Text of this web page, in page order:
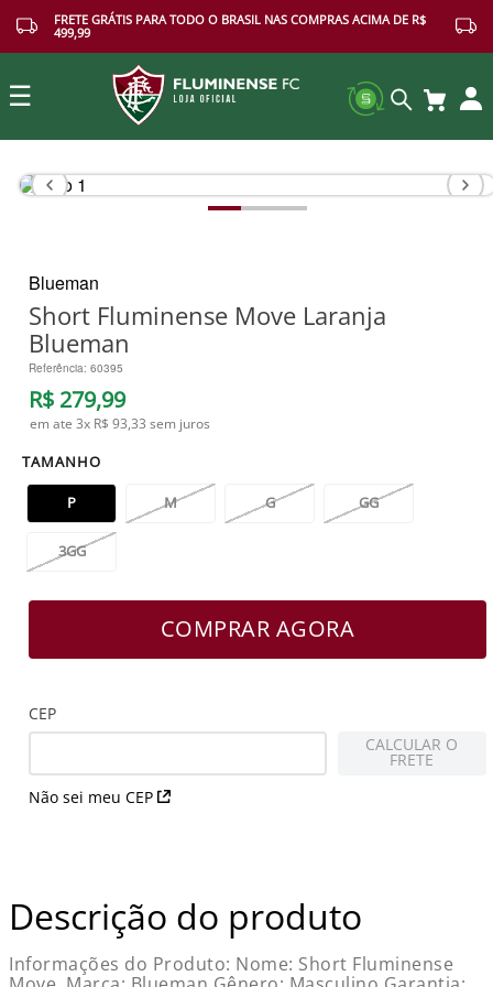
FRETE GRÁTIS PARA TODO O BRASIL NAS COMPRAS ACIMA DE R$
499,99
☰
Buscar
Blueman
Short Fluminense Move Laranja
Blueman
Referência: 60395
R$ 279,99
em ate 3x R$ 93,33 sem juros
TAMANHO
P M G GG
3GG
COMPRAR AGORA
CEP
Não sei meu CEP
CALCULAR O
FRETE
Descrição do produto
Informações do Produto: Nome: Short Fluminense